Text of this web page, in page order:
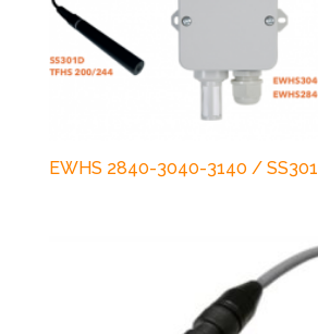
EWHS 2840-3040-3140 / SS301